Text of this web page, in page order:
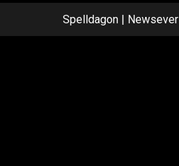
Spelldagon Newsever